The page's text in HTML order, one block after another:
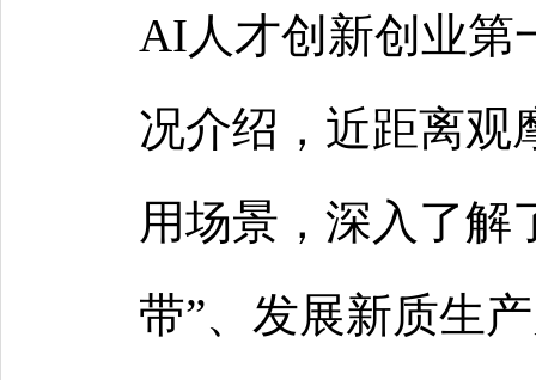
AI人才创新创业第
况介绍，近距离观
用场景，深入了解
带”、发展新质生